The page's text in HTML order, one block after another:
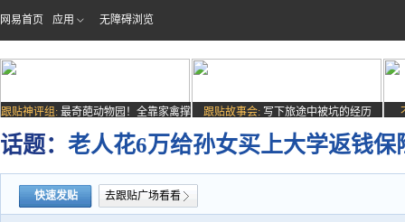
网易首页 应用 无障碍浏览
跟贴神评组: 最奇葩动物园！全靠家禽撑
场子
跟贴故事会: 写下旅途中被坑的经历
话题： 老人花6万给孙女买上大学返钱
快速发贴 去跟贴广场看看